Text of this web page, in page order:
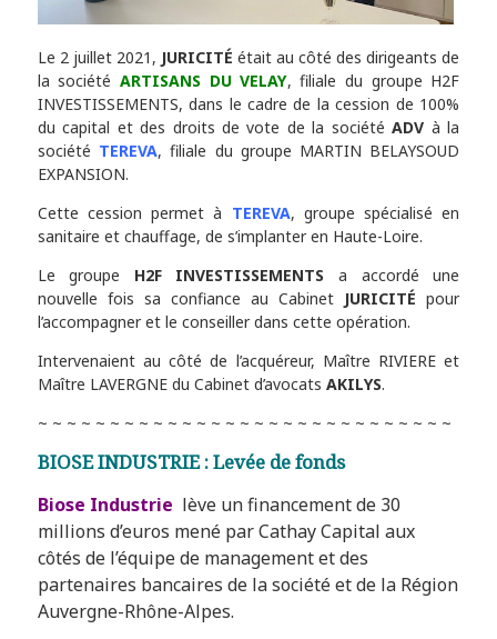
Le 2 juillet 2021, JURICITÉ était au côté des dirigeants de
la sociétéARTISANS DU VELAY, filiale du groupe H2F
INVESTISSEMENTS, dans le cadre de la cession de 100%
du capital et des droits de vote de la sociétéADV à la
société TEREVA, filiale du groupe MARTIN BELAYSOUD
EXPANSION.
Cette cession permet à TEREVA, groupe spécialisé en
sanitaire et chauffage, de s’implanter en Haute-Loire.
Le groupe H2F INVESTISSEMENTS a accordé une
nouvelle fois sa confiance au Cabinet JURICITÉ pour
l’accompagner et le conseiller dans cette opération.
Intervenaient au côté de l’acquéreur, Maître RIVIERE et
Maître LAVERGNE du Cabinet d’avocats AKILYS.
~ ~ ~ ~ ~ ~ ~ ~ ~ ~ ~ ~ ~ ~ ~ ~ ~ ~ ~ ~ ~ ~ ~ ~ ~ ~ ~ ~ ~
BIOSE INDUSTRIE : Levée de fonds
Biose Industrie lève un financement de 30
millions d’euros mené par Cathay Capital aux
côtés de l’équipe de management et des
partenaires bancaires de la société et de la Région
Auvergne-Rhône-Alpes.